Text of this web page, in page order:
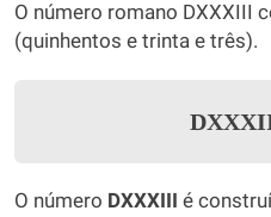
O número romano DXXXIII
(quinhentos e trinta e três).
O número DXXXIII é